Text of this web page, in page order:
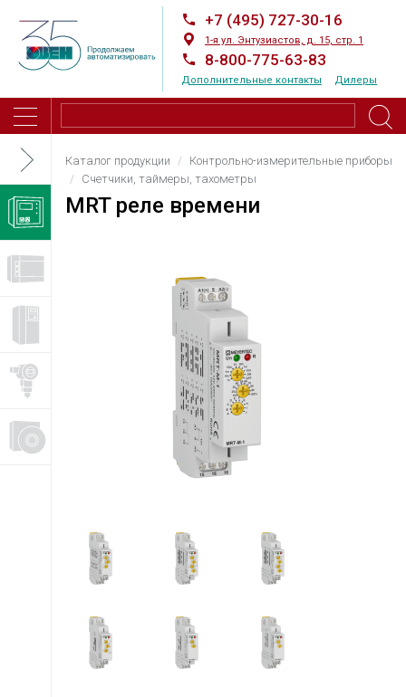
+7 (495) 727-30-16
1-я ул. Энтузиастов, д. 15, стр. 1
8-800-775-63-83
Дополнительные контакты Дилеры
Каталог продукции
Контрольно-измерительные приборы
Счетчики, таймеры, тахометры
MRT реле времени